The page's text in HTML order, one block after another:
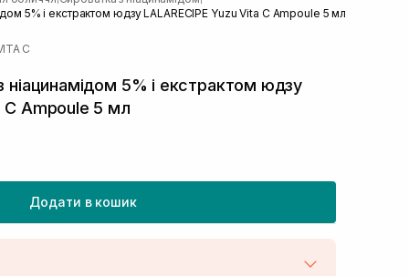
5% і екстрактом юдзу LALARECIPE Yuzu Vita C Ampoule 5 мл
C
ніацинамідом 5% і екстрактом юдзу
C Ampoule 5 мл
Додати в кошик